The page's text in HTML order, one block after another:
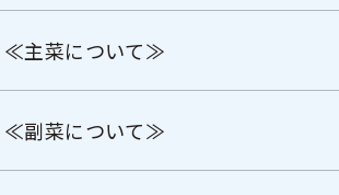
≪主菜について≫
≪副菜について≫